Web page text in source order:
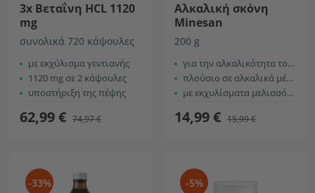
3x Βεταΐνη HCL 1120
mg
συνολικά 720 κάψουλες
με εκχύλισμα γεντιανής
1120 mg σε 2 κάψουλες
υποστήριξη της πέψης
62,99 € 74,97 €
Αλκαλική σκόνη
Minesan
200 g
για την αλκαλικότητα του οργανισμού
πλούσιο σε αλκαλικά μέταλλα
με εκχυλίσματα μελισσόχορτου και χαμομηλιού
14,99 € 15,99 €
-33% -5%